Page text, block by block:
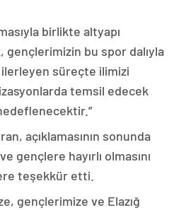
birlikte altyapı
gençlerimizin bu spor dalıyla
ilerleyen süreçte ilimizi
temsil edecek
açıklamasının sonunda
gençlere hayırlı olmasını
teşekkür etti.
gençlerimize ve Elazığ